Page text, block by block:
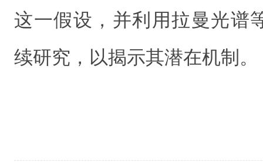
这一假设，并利用拉曼光谱
续研究，以揭示其潜在机制。